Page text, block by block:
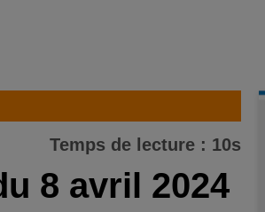
Temps de lecture : 10s
8 avril 2024